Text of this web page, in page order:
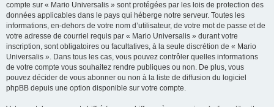
compte sur « Mario Universalis » sont protégées par les lois de protection des
données applicables dans le pays qui héberge notre serveur. Toutes les
informations, en-dehors de votre nom d’utilisateur, de votre mot de passe et de
votre adresse de courriel requis par « Mario Universalis » durant votre
inscription, sont obligatoires ou facultatives, à la seule discrétion de « Mario
Universalis ». Dans tous les cas, vous pouvez contrôler quelles informations
de votre compte vous souhaitez rendre publiques ou non. De plus, vous
pouvez décider de vous abonner ou non à la liste de diffusion du logiciel
phpBB depuis une option disponible sur votre compte.